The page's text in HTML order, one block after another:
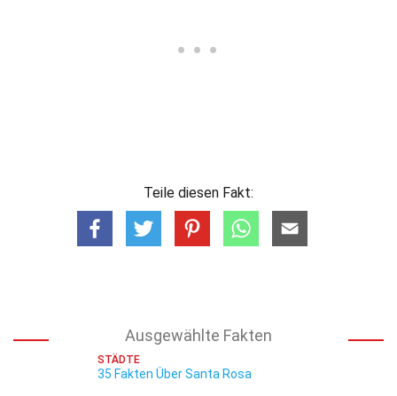
Teile diesen Fakt:
Ausgewählte Fakten
STÄDTE
35 Fakten Über Santa Rosa